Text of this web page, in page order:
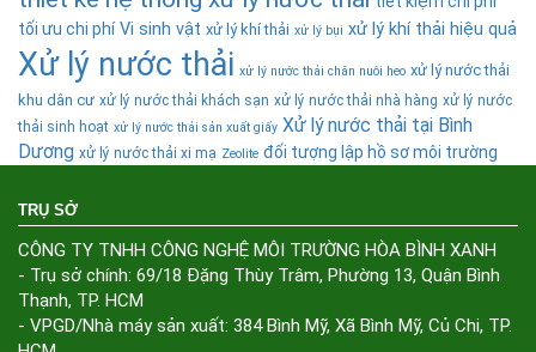
tối ưu chi phí Vi sinh vật xử lý khí thải xử lý bụi xử lý khí thải hiệu quả
Xử lý nước thải xử lý nước thải chăn nuôi heo xử lý nước thải
khu dân cư xử lý nước thải khách sạn xử lý nước thải nhà hàng xử lý nước
thải sinh hoạt xử lý nước thải sản xuất giấy Xử lý nước thải tại Bình
Dương xử lý nước thải xi mạ Zeolite đối tượng lập hồ sơ môi trường
TRỤ SỞ
CÔNG TY TNHH CÔNG NGHỆ MÔI TRƯỜNG HÒA BÌNH XANH
- Trụ sở chính: 69/18 Đặng Thùy Trâm, Phường 13, Quận Bình
Thạnh, TP. HCM
- VPGD/Nhà máy sản xuất: 384 Bình Mỹ, Xã Bình Mỹ, Củ Chi, TP.